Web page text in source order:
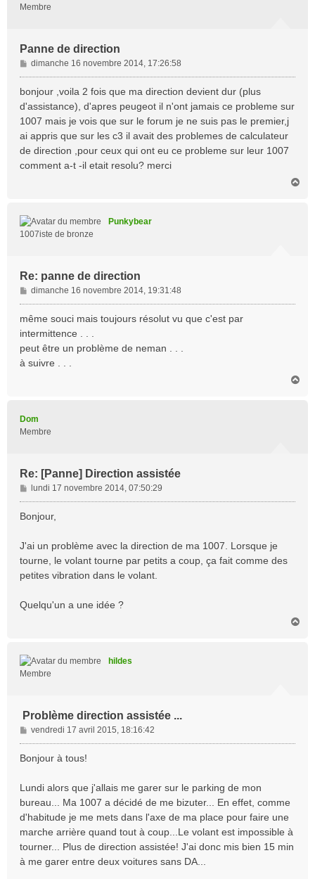
Membre
Panne de direction
M
e
s
g
e
dimanche 16 novembre 2014, 17:26:58
bonjour ,voila 2 fois que ma direction devient dur (plus
d'assistance), d'apres peugeot il n'ont jamais ce probleme sur
1007 mais je vois que sur le forum je ne suis pas le premier,j
ai appris que sur les c3 il avait des problemes de calculateur
de direction ,pour ceux qui ont eu ce probleme sur leur 1007
comment a-t -il etait resolu? merci
Punkybear
1007iste de bronze
Re: panne de direction
M
e
s
g
e
dimanche 16 novembre 2014, 19:31:48
même souci mais toujours résolut vu que c'est par
intermittence . . .
peut être un problème de neman . . .
à suivre . . .
Dom
Membre
Re: [Panne] Direction assistée
M
e
s
g
e
lundi 17 novembre 2014, 07:50:29
Bonjour,
J'ai un problème avec la direction de ma 1007. Lorsque je
tourne, le volant tourne par petits a coup, ça fait comme des
petites vibration dans le volant.
Quelqu'un a une idée ?
hildes
Membre
Problème direction assistée ...
M
e
s
g
e
vendredi 17 avril 2015, 18:16:42
Bonjour à tous!
Lundi alors que j'allais me garer sur le parking de mon
bureau... Ma 1007 a décidé de me bizuter... En effet, comme
d'habitude je me mets dans l'axe de ma place pour faire une
marche arrière quand tout à coup...Le volant est impossible à
tourner... Plus de direction assistée! J'ai donc mis bien 15 min
à me garer entre deux voitures sans DA...